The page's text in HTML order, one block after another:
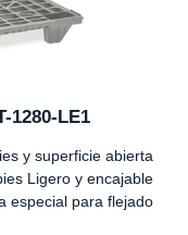
1280-LE1
y superficie abierta
Ligero y encajable
especial para flejado